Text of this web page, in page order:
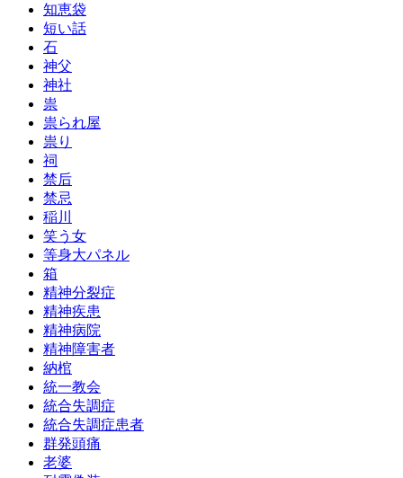
知恵袋
短い話
石
神父
神社
祟
祟られ屋
祟り
祠
禁后
禁忌
稲川
笑う女
等身大パネル
箱
精神分裂症
精神疾患
精神病院
精神障害者
納棺
統一教会
統合失調症
統合失調症患者
群発頭痛
老婆